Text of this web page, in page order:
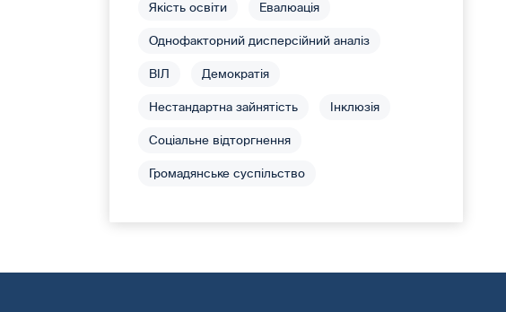
Якість освіти Евалюація
Однофакторний дисперсійний аналіз
ВІЛ Демократія
Нестандартна зайнятість Інклюзія
Соціальне відторгнення
Громадянське суспільство